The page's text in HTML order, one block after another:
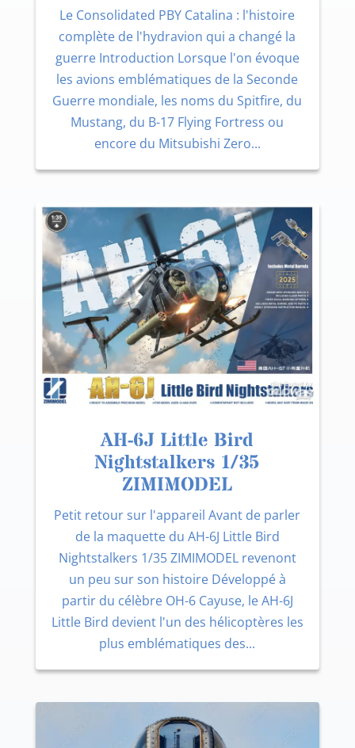
Le Consolidated PBY Catalina : l'histoire
complète de l'hydravion qui a changé la
guerre Introduction Lorsque l'on évoque
les avions emblématiques de la Seconde
Guerre mondiale, les noms du Spitfire, du
Mustang, du B-17 Flying Fortress ou
encore du Mitsubishi Zero...
AH-6J Little Bird
Nightstalkers 1/35
ZIMIMODEL
Petit retour sur l'appareil Avant de parler
de la maquette du AH-6J Little Bird
Nightstalkers 1/35 ZIMIMODEL revenont
un peu sur son histoire Développé à
partir du célèbre OH-6 Cayuse, le AH-6J
Little Bird devient l'un des hélicoptères les
plus emblématiques des...